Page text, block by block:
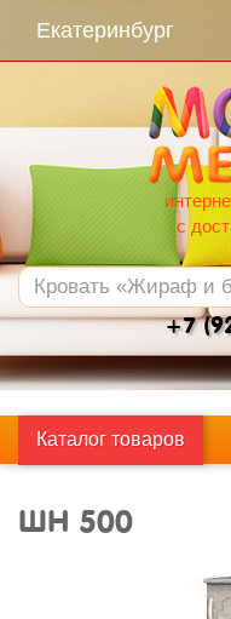
Екатеринбург
с
+7
Каталог товаров
ШН 500